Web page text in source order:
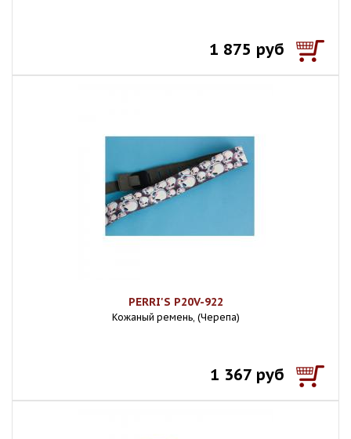
1 875 руб
PERRI'S P20V-922
Кожаный ремень, (Черепа)
1 367 руб